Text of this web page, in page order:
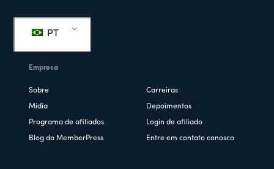
PT
Empresa
Sobre Carreiras
Mídia Depoimentos
Programa de afiliados Login de afiliado
Blog do MemberPress Entre em contato conosco